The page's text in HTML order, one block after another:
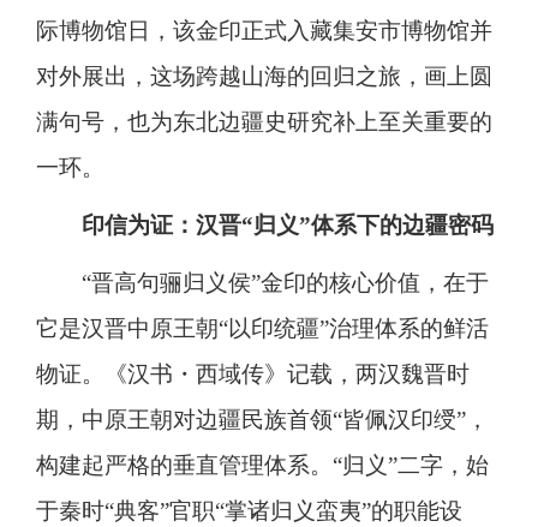
际博物馆日，该金印正式入藏集安市博物馆并
对外展出，这场跨越山海的回归之旅，画上圆
满句号，也为东北边疆史研究补上至关重要的
一环。
印信为证：汉晋“归义”体系下的边疆密码
“晋高句骊归义侯”金印的核心价值，在于
它是汉晋中原王朝“以印统疆”治理体系的鲜活
物证。《汉书・西域传》记载，两汉魏晋时
期，中原王朝对边疆民族首领“皆佩汉印绶”，
构建起严格的垂直管理体系。“归义”二字，始
于秦时“典客”官职“掌诸归义蛮夷”的职能设